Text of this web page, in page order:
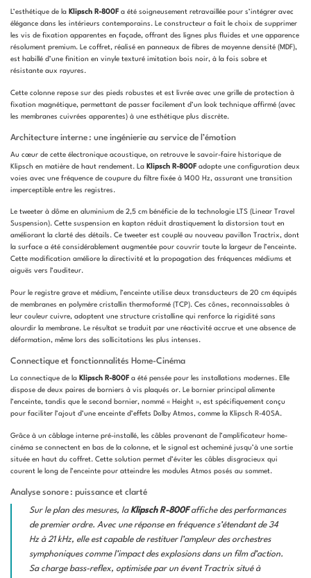
L’esthétique de la Klipsch R-800F a été soigneusement retravaillée pour s’intégrer avec
élégance dans les intérieurs contemporains. Le constructeur a fait le choix de supprimer
les vis de fixation apparentes en façade, offrant des lignes plus fluides et une apparence
résolument premium. Le coffret, réalisé en panneaux de fibres de moyenne densité (MDF),
est habillé d’une finition en vinyle texturé imitation bois noir, à la fois sobre et
résistante aux rayures.
Cette colonne repose sur des pieds robustes et est livrée avec une grille de protection à
fixation magnétique, permettant de passer facilement d’un look technique affirmé (avec
les membranes cuivrées apparentes) à une esthétique plus discrète.
Architecture interne : une ingénierie au service de l’émotion
Au cœur de cette électronique acoustique, on retrouve le savoir-faire historique de
Klipsch en matière de haut rendement. La Klipsch R-800F adopte une configuration deux
voies avec une fréquence de coupure du filtre fixée à 1400 Hz, assurant une transition
imperceptible entre les registres.
Le tweeter à dôme en aluminium de 2,5 cm bénéficie de la technologie LTS (Linear Travel
Suspension). Cette suspension en kapton réduit drastiquement la distorsion tout en
améliorant la clarté des détails. Ce tweeter est couplé au nouveau pavillon Tractrix, dont
la surface a été considérablement augmentée pour couvrir toute la largeur de l’enceinte.
Cette modification améliore la directivité et la propagation des fréquences médiums et
aiguës vers l’auditeur.
Pour le registre grave et médium, l’enceinte utilise deux transducteurs de 20 cm équipés
de membranes en polymère cristallin thermoformé (TCP). Ces cônes, reconnaissables à
leur couleur cuivre, adoptent une structure cristalline qui renforce la rigidité sans
alourdir la membrane. Le résultat se traduit par une réactivité accrue et une absence de
déformation, même lors des sollicitations les plus intenses.
Connectique et fonctionnalités Home-Cinéma
La connectique de la Klipsch R-800F a été pensée pour les installations modernes. Elle
dispose de deux paires de borniers à vis plaqués or. Le bornier principal alimente
l’enceinte, tandis que le second bornier, nommé « Height », est spécifiquement conçu
pour faciliter l’ajout d’une enceinte d’effets Dolby Atmos, comme la Klipsch R-40SA.
Grâce à un câblage interne pré-installé, les câbles provenant de l’amplificateur home-
cinéma se connectent en bas de la colonne, et le signal est acheminé jusqu’à une sortie
située en haut du coffret. Cette solution permet d’éviter les câbles disgracieux qui
courent le long de l’enceinte pour atteindre les modules Atmos posés au sommet.
Analyse sonore : puissance et clarté
Sur le plan des mesures, laKlipsch R-800Faffiche des performances
de premier ordre. Avec une réponse en fréquence s’étendant de 34
Hz à 21 kHz, elle est capable de restituer l’ampleur des orchestres
symphoniques comme l’impact des explosions dans un film d’action.
Sa charge bass-reflex, optimisée par un évent Tractrix situé à